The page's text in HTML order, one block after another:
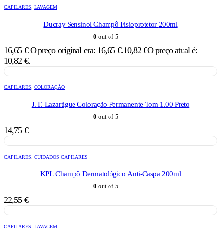
CAPILARES, LAVAGEM
Ducray Sensinol Champô Fisioprotetor 200ml
0 out of 5
16,65€ O preço original era: 16,65 €.10,82€O preço atual é:
10,82 €.
CAPILARES, COLORAÇÃO
J. F. Lazartigue Coloração Permanente Tom 1.00 Preto
0 out of 5
14,75 €
CAPILARES, CUIDADOS CAPILARES
KPL Champô Dermatológico Anti-Caspa 200ml
0 out of 5
22,55 €
CAPILARES, LAVAGEM